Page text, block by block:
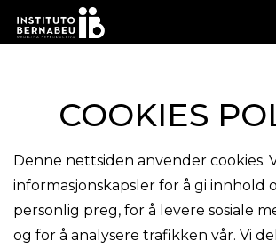
COOKIES
Denne nettsiden anvender cookies.
informasjonskapsler for å gi innhold
personlig preg, for å levere sosiale
og for å analysere trafikken vår. Vi